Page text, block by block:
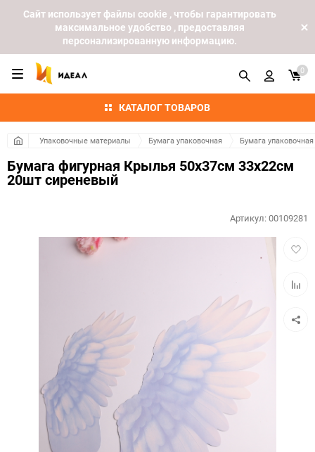
Cайт использует файлы cookie , чтобы гарантировать
максимальное удобство , предоставляя
персонализированную информацию.
КАТАЛОГ ТОВАРОВ
0
Упаковочные материалы Бумага упаковочная Бумага
Бумага фигурная Крылья 50х37см 33х22см
20шт сиреневый
Артикул:00109281